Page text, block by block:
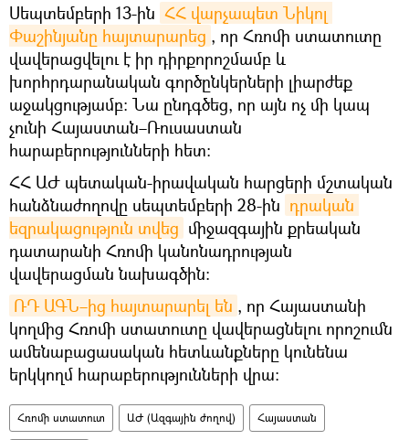
Սեպտեմբերի 13-ին ՀՀ վարչապետ Նիկոլ
Փաշինյանը հայտարարեց , որ Հռոմի ստատուտը
վավերացվելու է իր դիրքորոշմամբ և
խորհրդարանական գործընկերների լիարժեք
աջակցությամբ։ Նա ընդգծեց, որ այն ոչ մի կապ
չունի Հայաստան–Ռուսաստան
հարաբերությունների հետ։
ՀՀ ԱԺ պետական-իրավական հարցերի մշտական
հանձնաժողովը սեպտեմբերի 28-ին դրական
եզրակացություն տվեց միջազգային քրեական
դատարանի Հռոմի կանոնադրության
վավերացման նախագծին։
ՌԴ ԱԳՆ–ից հայտարարել են , որ Հայաստանի
կողմից Հռոմի ստատուտը վավերացնելու որոշումն
ամենաբացասական հետևանքները կունենա
երկկողմ հարաբերությունների վրա։
Հռոմի ստատուտ ԱԺ (Ազգային ժողով) Հայաստան